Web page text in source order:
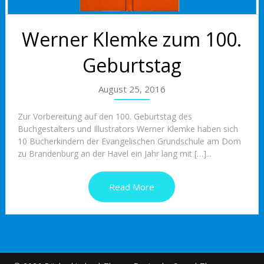
Werner Klemke zum 100.
Geburtstag
August 25, 2016
Zur Vorbereitung auf den 100. Geburtstag des
Buchgestalters und Illustrators Werner Klemke haben sich
10 Bücherkindern der Evangelischen Grundschule am Dom
zu Brandenburg an der Havel ein Jahr lang mit […]...
Read More